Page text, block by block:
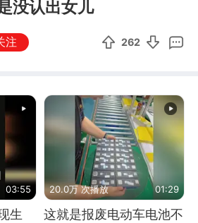
没认出女儿
注 262
03:55
生
20.0万 次播放 01:29
这就是报废电动车电池不